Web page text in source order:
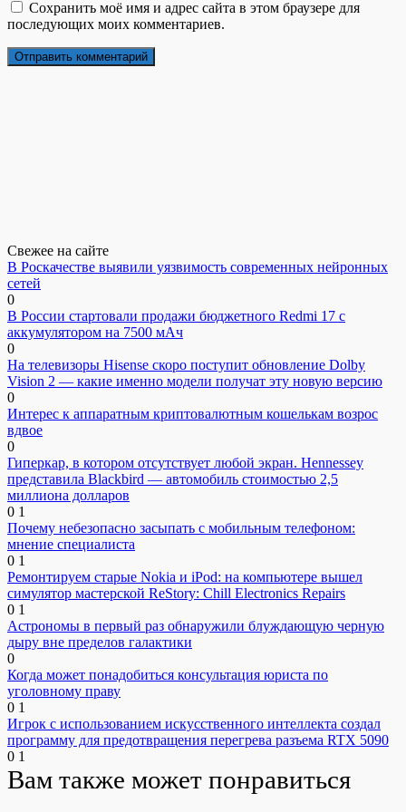
Сохранить моё имя и адрес сайта в этом браузере для
последующих моих комментариев.
Свежее на сайте
В Роскачестве выявили уязвимость современных нейронных
сетей
0
В России стартовали продажи бюджетного Redmi 17 с
аккумулятором на 7500 мАч
0
На телевизоры Hisense скоро поступит обновление Dolby
Vision 2 — какие именно модели получат эту новую версию
0
Интерес к аппаратным криптовалютным кошелькам возрос
вдвое
0
Гиперкар, в котором отсутствует любой экран. Hennessey
представила Blackbird — автомобиль стоимостью 2,5
миллиона долларов
0 1
Почему небезопасно засыпать с мобильным телефоном:
мнение специалиста
0 1
Ремонтируем старые Nokia и iPod: на компьютере вышел
симулятор мастерской ReStory: Chill Electronics Repairs
0 1
Астрономы в первый раз обнаружили блуждающую черную
дыру вне пределов галактики
0
Когда может понадобиться консультация юриста по
уголовному праву
0 1
Игрок с использованием искусственного интеллекта создал
программу для предотвращения перегрева разъема RTX 5090
0 1
Вам также может понравиться